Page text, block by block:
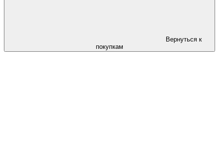
Вернуться к
покупкам